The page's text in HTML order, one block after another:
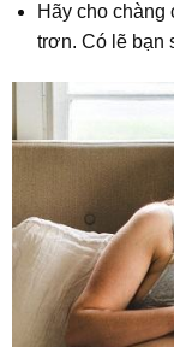
Hãy cho chàng
trơn. Có lẽ bạn